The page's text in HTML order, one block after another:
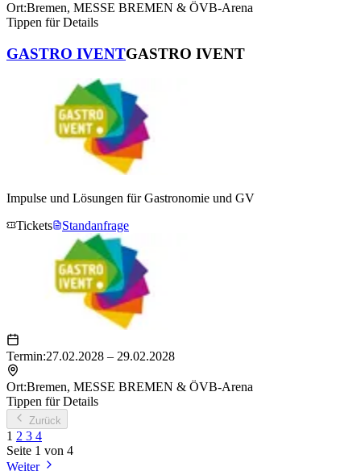
Ort:Bremen, MESSE BREMEN & ÖVB-Arena
Tippen für Details
GASTRO IVENTGASTRO IVENT
Impulse und Lösungen für Gastronomie und GV
Tickets
Standanfrage
Termin:27.02.2028 – 29.02.2028
Ort:Bremen, MESSE BREMEN & ÖVB-Arena
Tippen für Details
Zurück
1 2 3 4
Seite 1 von 4
Weiter